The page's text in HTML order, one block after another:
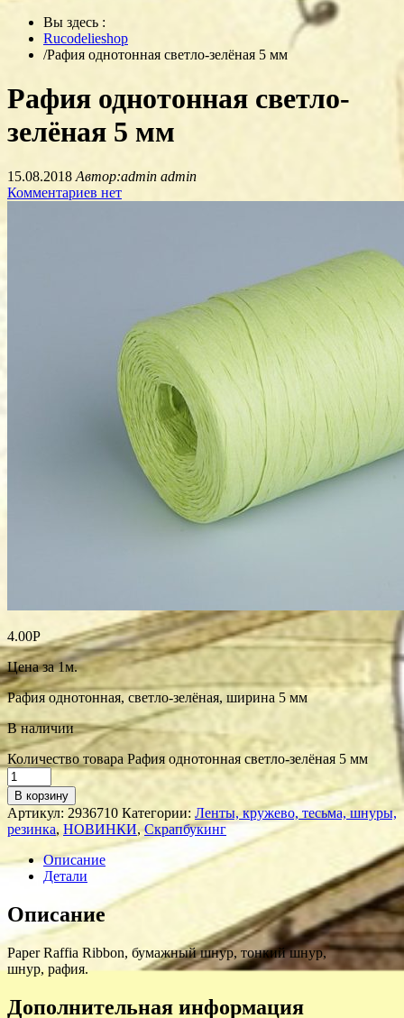
Вы здесь :
Rucodelieshop
/Рафия однотонная светло-зелёная 5 мм
Рафия однотонная светло-
зелёная 5 мм
15.08.2018 Автор:admin admin
Комментариев нет
4.00Р
Цена за 1м.
Рафия однотонная, светло-зелёная, ширина 5 мм
В наличии
Количество товара Рафия однотонная светло-зелёная 5 мм
В корзину
Артикул: 2936710 Категории: Ленты, кружево, тесьма, шнуры,
резинка, НОВИНКИ,Скрапбукинг
Описание
Детали
Описание
Paper Raffia Ribbon, бумажный шнур, тонкий шнур,
шнур, рафия.
Дополнительная информация